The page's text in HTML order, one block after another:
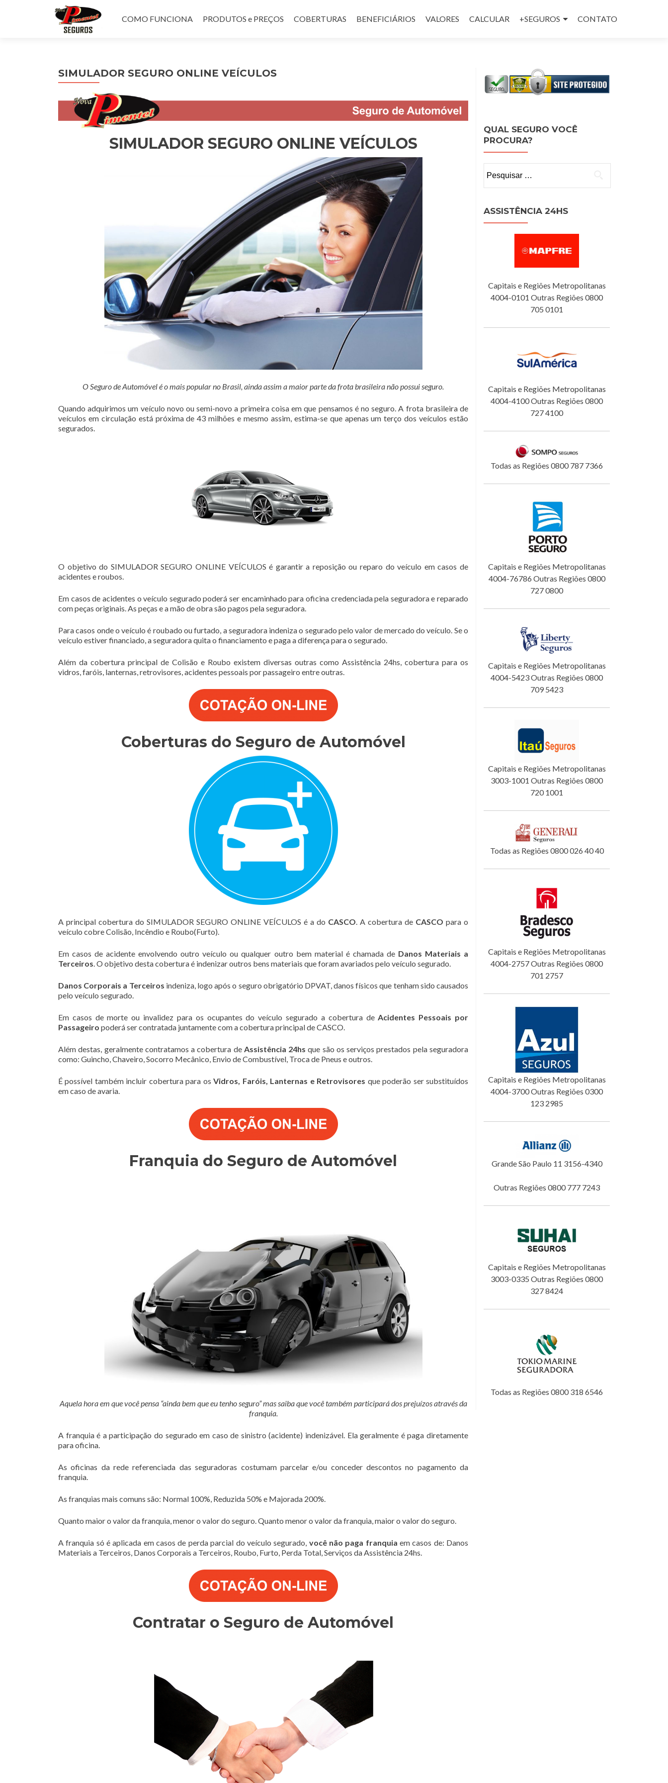
para
COMO FUNCIONA PRODUTOS e PREÇOS COBERTURAS BENEFICIÁRIOS VALORES CALCULAR +SEGUROS CONTATO
SIMULADOR SEGURO ONLINE VEÍCULOS
SIMULADOR SEGURO ONLINE VEÍCULOS
O Seguro de Automóvel é o mais popular no Brasil, ainda assim a maior parte da frota brasileira não possui seguro.
Quando adquirimos um veículo novo ou semi-novo a primeira coisa em que pensamos é no seguro. A frota brasileira de
veículos em circulação está próxima de 43 milhões e mesmo assim, estima-se que apenas um terço dos veículos estão
segurados.
O objetivo do SIMULADOR SEGURO ONLINE VEÍCULOS é garantir a reposição ou reparo do veículo em casos de
acidentes e roubos.
Em casos de acidentes o veículo segurado poderá ser encaminhado para oficina credenciada pela seguradora e reparado
com peças originais. As peças e a mão de obra são pagos pela seguradora.
Para casos onde o veículo é roubado ou furtado, a seguradora indeniza o segurado pelo valor de mercado do veículo. Se o
veículo estiver financiado, a seguradora quita o financiamento e paga a diferença para o segurado.
Além da cobertura principal de Colisão e Roubo existem diversas outras como Assistência 24hs, cobertura para os
vidros, faróis, lanternas, retrovisores, acidentes pessoais por passageiro entre outras.
Coberturas do Seguro de Automóvel
A principal cobertura do SIMULADOR SEGURO ONLINE VEÍCULOS é a do CASCO . A cobertura de CASCO para o
veículo cobre Colisão, Incêndio e Roubo(Furto).
Em casos de acidente envolvendo outro veículo ou qualquer outro bem material é chamada de Danos Materiais a
Terceiros . O objetivo desta cobertura é indenizar outros bens materiais que foram avariados pelo veículo segurado.
Danos Corporais a Terceiros indeniza, logo após o seguro obrigatório DPVAT, danos físicos que tenham sido causados
pelo veículo segurado.
Em casos de morte ou invalidez para os ocupantes do veículo segurado a cobertura de Acidentes Pessoais por
Passageiro poderá ser contratada juntamente com a cobertura principal de CASCO.
Além destas, geralmente contratamos a cobertura de Assistência 24hs que são os serviços prestados pela seguradora
como: Guincho, Chaveiro, Socorro Mecânico, Envio de Combustível, Troca de Pneus e outros.
É possível também incluir cobertura para osVidros, Faróis, Lanternas e Retrovisores que poderão ser substituídos
em caso de avaria.
Franquia do Seguro de Automóvel
Aquela hora em que você pensa “ainda bem que eu tenho seguro” mas saiba que você também participará dos prejuízos através da
franquia.
A franquia é a participação do segurado em caso de sinistro (acidente) indenizável. Ela geralmente é paga diretamente
para oficina.
As oficinas da rede referenciada das seguradoras costumam parcelar e/ou conceder descontos no pagamento da
franquia.
As franquias mais comuns são: Normal 100%, Reduzida 50% e Majorada 200%.
Quanto maior o valor da franquia, menor o valor do seguro. Quanto menor o valor da franquia, maior o valor do seguro.
A franquia só é aplicada em casos de perda parcial do veículo segurado, você não paga franquia em casos de: Danos
Materiais a Terceiros, Danos Corporais a Terceiros, Roubo, Furto, Perda Total, Serviços da Assistência 24hs.
Contratar o Seguro de Automóvel
QUAL SEGURO VOCÊ
PROCURA?
por:
ASSISTÊNCIA 24HS
Capitais e Regiões Metropolitanas
4004-0101 Outras Regiões 0800
705 0101
Capitais e Regiões Metropolitanas
4004-4100 Outras Regiões 0800
727 4100
Todas as Regiões 0800 787 7366
Capitais e Regiões Metropolitanas
4004-76786 Outras Regiões 0800
727 0800
Capitais e Regiões Metropolitanas
4004-5423 Outras Regiões 0800
709 5423
Capitais e Regiões Metropolitanas
3003-1001 Outras Regiões 0800
720 1001
Todas as Regiões 0800 026 40 40
Capitais e Regiões Metropolitanas
4004-2757 Outras Regiões 0800
701 2757
Capitais e Regiões Metropolitanas
4004-3700 Outras Regiões 0300
123 2985
Grande São Paulo 11 3156-4340
Outras Regiões 0800 777 7243
Capitais e Regiões Metropolitanas
3003-0335 Outras Regiões 0800
327 8424
Todas as Regiões 0800 318 6546